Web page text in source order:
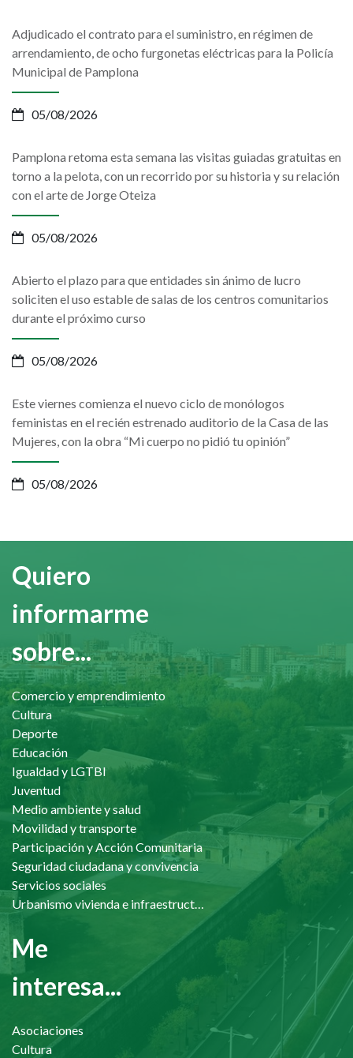
Adjudicado el contrato para el suministro, en régimen de
arrendamiento, de ocho furgonetas eléctricas para la Policía
Municipal de Pamplona
05/08/2026
Pamplona retoma esta semana las visitas guiadas gratuitas en
torno a la pelota, con un recorrido por su historia y su relación
con el arte de Jorge Oteiza
05/08/2026
Abierto el plazo para que entidades sin ánimo de lucro
soliciten el uso estable de salas de los centros comunitarios
durante el próximo curso
05/08/2026
Este viernes comienza el nuevo ciclo de monólogos
feministas en el recién estrenado auditorio de la Casa de las
Mujeres, con la obra “Mi cuerpo no pidió tu opinión”
05/08/2026
Quiero
informarme
sobre...
Comercio y emprendimiento
Cultura
Deporte
Educación
Igualdad y LGTBI
Juventud
Medio ambiente y salud
Movilidad y transporte
Participación y Acción Comunitaria
Seguridad ciudadana y convivencia
Servicios sociales
Urbanismo vivienda e infraestructuras
Me
interesa...
Asociaciones
Cultura